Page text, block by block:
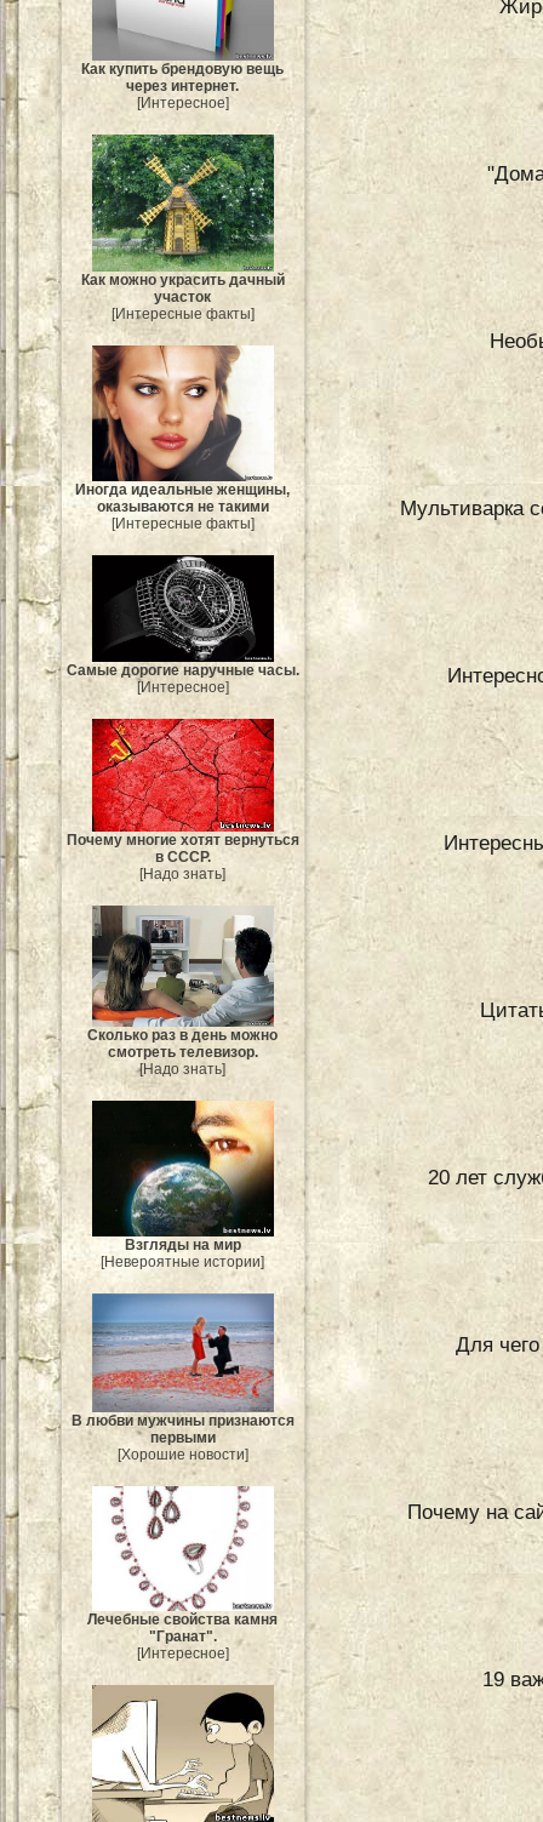
Как купить брендовую вещь
через интернет.
[Интересное]
Как можно украсить дачный
участок
[Интересные факты]
Иногда идеальные женщины,
оказываются не такими
[Интересные факты]
Самые дорогие наручные часы.
[Интересное]
Почему многие хотят вернуться
в СССР.
[Надо знать]
Сколько раз в день можно
смотреть телевизор.
[Надо знать]
Взгляды на мир
[Невероятные истории]
В любви мужчины признаются
первыми
[Хорошие новости]
Лечебные свойства камня
"Гранат".
[Интересное]
Мультиварка
20 лет
Для
Почему на
19